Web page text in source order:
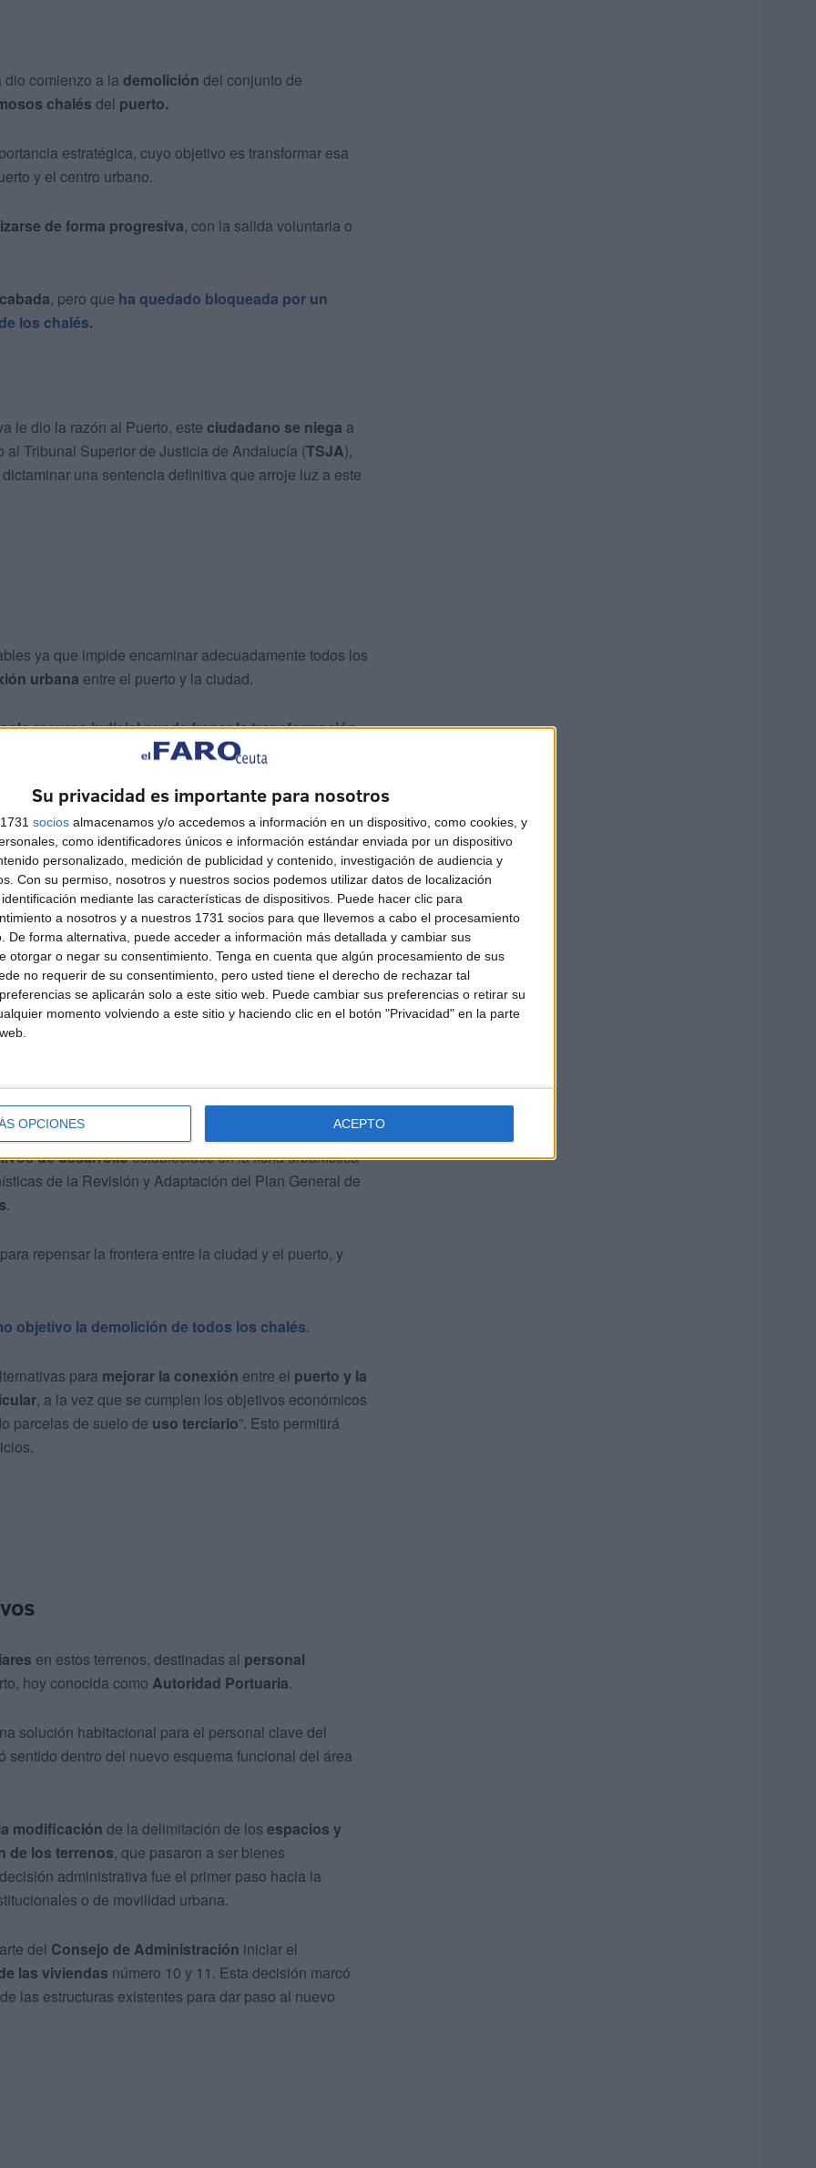
Su privacidad es importante para nosotros
socios almacenamos y/o accedemos a información en un dispositivo, como cookies, y
como identificadores únicos e información estándar enviada por un dispositivo
personalizado, medición de publicidad y contenido, investigación de audiencia y
Con su permiso, nosotros y nuestros socios podemos utilizar datos de localización
mediante las características de dispositivos. Puede hacer clic para
a nosotros y a nuestros 1731 socios para que llevemos a cabo el procesamiento
De forma alternativa, puede acceder a información más detallada y cambiar sus
otorgar o negar su consentimiento. Tenga en cuenta que algún procesamiento de sus
no requerir de su consentimiento, pero usted tiene el derecho de rechazar tal
se aplicarán solo a este sitio web. Puede cambiar sus preferencias o retirar su
momento volviendo a este sitio y haciendo clic en el botón "Privacidad" en la parte
OPCIONES ACEPTO
comienzo a la demolición del conjunto de
chalés del puerto.
estratégica, cuyo objetivo es transformar esa
y el centro urbano.
de forma progresiva, con la salida voluntaria o
, pero que ha quedado bloqueada por un
los chalés.
le dio la razón al Puerto, este ciudadano se niega a
Tribunal Superior de Justicia de Andalucía (TSJA),
una sentencia definitiva que arroje luz a este
ya que impide encaminar adecuadamente todos los
urbana entre el puerto y la ciudad.
recurso judicial puede frenar la transformación
y social de Ceuta.
desarrollando en colaboracióncon la Ciudad
la zonaen cuestión en un punto de interacción entre
diseñada cuidadosamente para servir tanto al
los ciudadanos.
circulación
y en la percepción de la ciudad de Ceuta
de desarrolloestablecidos en la ficha urbanística
de la Revisión y Adaptación del Plan General de
.
repensar la frontera entre la ciudad y el puerto, y
objetivo la demolición de todos los chalés.
para mejorar la conexión entre el puerto y la
, a la vez que se cumplen los objetivos económicos
parcelas de suelo de uso terciario”. Esto permitirá
en estos terrenos, destinadas al personal
hoy conocida como Autoridad Portuaria.
solución habitacional para el personal clave del
sentido dentro del nuevo esquema funcional del área
modificación de la delimitación de los espacios y
de los terrenos, que pasaron a ser bienes
administrativa fue el primer paso hacia la
o de movilidad urbana.
del Consejo de Administración iniciar el
las viviendas número 10 y 11. Esta decisión marcó
las estructuras existentes para dar paso al nuevo